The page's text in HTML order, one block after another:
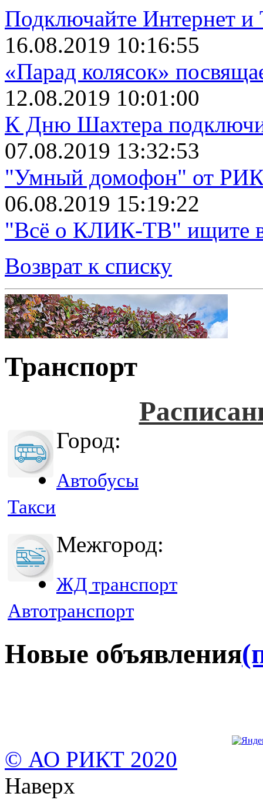
Подключайте Интернет и
16.08.2019 10:16:55
«Парад колясок»
12.08.2019 10:01:00
К Дню Шахтера
07.08.2019 13:32:53
"Умный домофон" от
06.08.2019 15:19:22
"Всё о КЛИК-ТВ" ищите в
Возврат к списку
Транспорт
Город:
Автобусы
Такси
Межгород:
ЖД транспорт
Автотранспорт
Новые объявления
© АО РИКТ 2020
Наверх